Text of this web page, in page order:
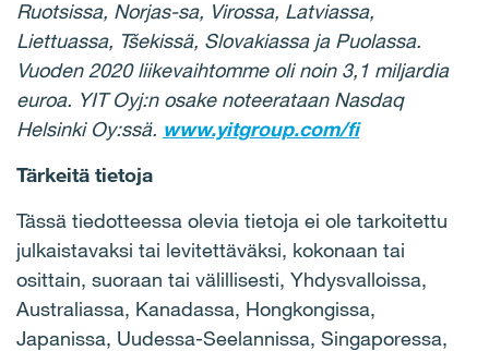
Ruotsissa, Norjas-sa, Virossa, Latviassa,
Liettuassa, Tšekissä, Slovakiassa ja Puolassa.
Vuoden 2020 liikevaihtomme oli noin 3,1 miljardia
euroa. YIT Oyj:n osake noteerataan Nasdaq
Helsinki Oy:ssä. www.yitgroup.com/fi
Tärkeitä tietoja
Tässä tiedotteessa olevia tietoja ei ole tarkoitettu
julkaistavaksi tai levitettäväksi, kokonaan tai
osittain, suoraan tai välillisesti, Yhdysvalloissa,
Australiassa, Kanadassa, Hongkongissa,
Japanissa, Uudessa-Seelannissa, Singaporessa,